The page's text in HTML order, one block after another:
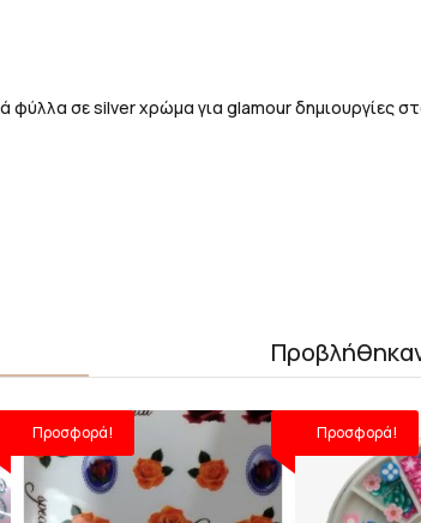
φύλλα σε silver χρώμα για glamour δημιουργίες
Προσφορά! Προσφορά!